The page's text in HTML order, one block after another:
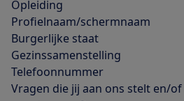
Opleiding
Profielnaam/schermnaam
Burgerlijke staat
Gezinssamenstelling
Telefoonnummer
Vragen die jij aan ons stelt en/